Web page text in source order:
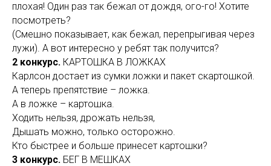
плохая! Один раз так бежал от дождя, ого-го! Хотите
посмотреть?
(Смешно показывает, как бежал, перепрыгивая через
лужи). А вот интересно у ребят так получится?
2 конкурс. КАРТОШКА В ЛОЖКАХ
Карлсон достает из сумки ложки и пакет скартошкой.
А теперь препятствие – ложка.
А в ложке – картошка.
Ходить нельзя, дрожать нельзя,
Дышать можно, только осторожно.
Кто быстрее и больше принесет картошки?
3 конкурс. БЕГ В МЕШКАХ